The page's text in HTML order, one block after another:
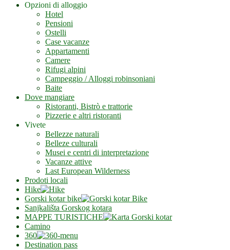
Opzioni di alloggio
Hotel
Pensioni
Ostelli
Case vacanze
Appartamenti
Camere
Rifugi alpini
Campeggio / Alloggi robinsoniani
Baite
Dove mangiare
Ristoranti, Bistrò e trattorie
Pizzerie e altri ristoranti
Vivete
Bellezze naturali
Belleze culturali
Musei e centri di interpretazione
Vacanze attive
Last European Wilderness
Prodoti locali
Hike
Gorski kotar bike
Sanjkališta Gorskog kotara
MAPPE TURISTICHE
Camino
360
Destination pass